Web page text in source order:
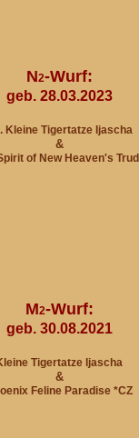
N2-Wurf:
geb. 28.03.2023
Kleine Tigertatze Ijascha
&
of New Heaven's
M2-Wurf:
geb. 30.08.2021
Tigertatze Ijascha
&
Feline Paradise *CZ